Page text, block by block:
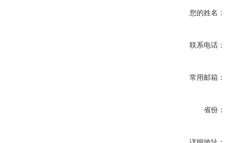
您的姓名：
联系电话：
常用邮箱：
省份：